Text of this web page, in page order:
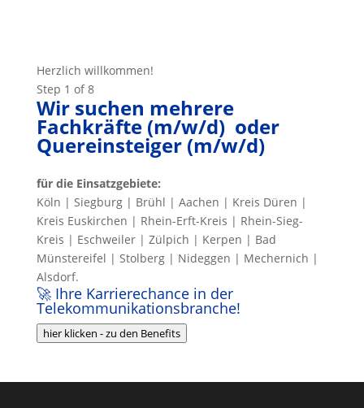
Herzlich willkommen!
Step 1 of 8
Wir suchen mehrere
Fachkräfte (m/w/d) oder
Quereinsteiger (m/w/d)
für die Einsatzgebiete:
Köln | Siegburg | Brühl | Aachen | Kreis Düren |
Kreis Euskirchen | Rhein-Erft-Kreis | Rhein-Sieg-
Kreis | Eschweiler | Zülpich | Kerpen | Bad
Münstereifel | Stolberg | Nideggen | Mechernich |
Alsdorf.
🚀 Ihre Karrierechance in der
Telekommunikationsbranche!
hier klicken - zu den Benefits